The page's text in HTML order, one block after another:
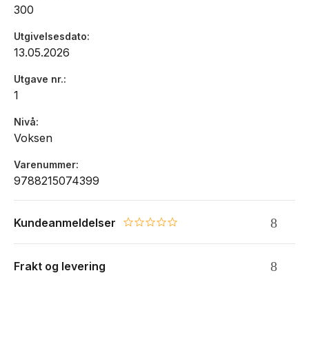
300
Utgivelsesdato
13.05.2026
Utgave nr.
1
Nivå
Voksen
Varenummer
9788215074399
Kundeanmeldelser 0.0 star rating
Frakt og levering